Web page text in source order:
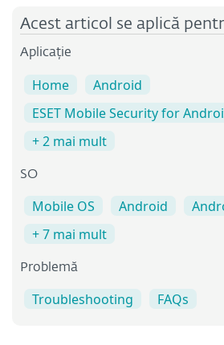
Acest articol se aplică
Aplicație
Home
Android
ESET Mobile Security for
+ 2 mai mult
SO
Mobile OS Android
+ 7 mai mult
Problemă
Troubleshooting FAQs